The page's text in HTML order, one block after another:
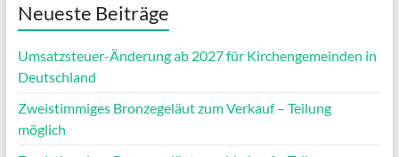
Neueste Beiträge
Umsatzsteuer-Änderung ab 2027 für Kirchengemeinden in
Deutschland
Zweistimmiges Bronzegeläut zum Verkauf – Teilung
möglich